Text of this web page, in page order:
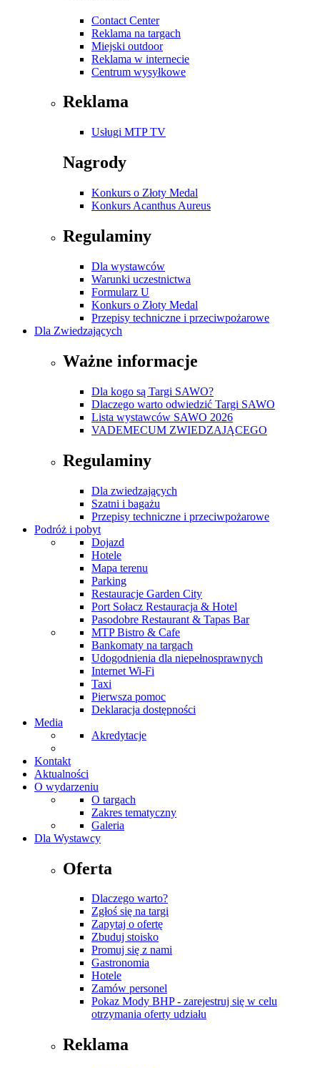
Contact Center
Reklama na targach
Miejski outdoor
Reklama w internecie
Centrum wysyłkowe
Reklama
Usługi MTP TV
Nagrody
Konkurs o Złoty Medal
Konkurs Acanthus Aureus
Regulaminy
Dla wystawców
Warunki uczestnictwa
Formularz U
Konkurs o Złoty Medal
Przepisy techniczne i przeciwpożarowe
Dla Zwiedzających
Ważne informacje
Dla kogo są Targi SAWO?
Dlaczego warto odwiedzić Targi SAWO
Lista wystawców SAWO 2026
VADEMECUM ZWIEDZAJĄCEGO
Regulaminy
Dla zwiedzających
Szatni i bagażu
Przepisy techniczne i przeciwpożarowe
Podróż i pobyt
Dojazd
Hotele
Mapa terenu
Parking
Restauracje Garden City
Port Sołacz Restauracja & Hotel
Pasodobre Restaurant & Tapas Bar
MTP Bistro & Cafe
Bankomaty na targach
Udogodnienia dla niepełnosprawnych
Internet Wi-Fi
Taxi
Pierwsza pomoc
Deklaracja dostępności
Media
Akredytacje
Kontakt
Aktualności
O wydarzeniu
O targach
Zakres tematyczny
Galeria
Dla Wystawcy
Oferta
Dlaczego warto?
Zgłoś się na targi
Zapytaj o ofertę
Zbuduj stoisko
Promuj się z nami
Gastronomia
Hotele
Zamów personel
Pokaz Mody BHP - zarejestruj się w celu
otrzymania oferty udziału
Reklama